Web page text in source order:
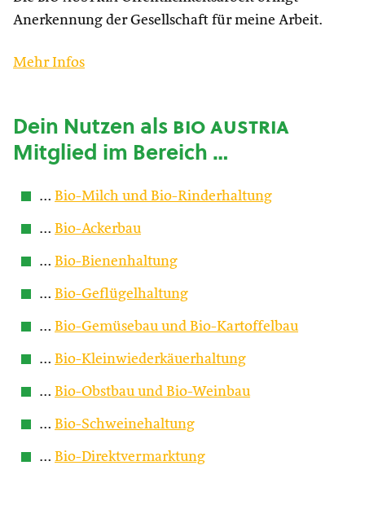
Anerkennung der Gesellschaft für meine Arbeit.
Mehr Infos
Dein Nutzen alsbio austria
Mitglied im Bereich …
… Bio-Milch und Bio-Rinderhaltung
… Bio-Ackerbau
… Bio-Bienenhaltung
… Bio-Geflügelhaltung
… Bio-Gemüsebau und Bio-Kartoffelbau
… Bio-Kleinwiederkäuerhaltung
… Bio-Obstbau und Bio-Weinbau
… Bio-Schweinehaltung
… Bio-Direktvermarktung